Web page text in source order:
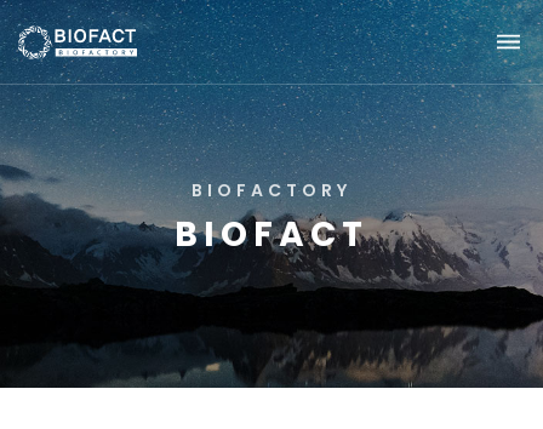
B I O F A CTO R Y
BIOFACT